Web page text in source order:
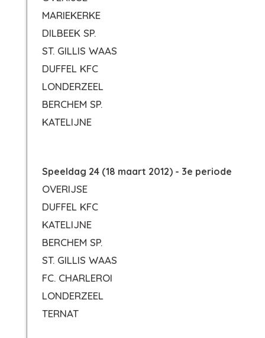
MARIEKERKE
DILBEEK SP.
ST. GILLIS WAAS
DUFFEL KFC
LONDERZEEL
BERCHEM SP.
KATELIJNE
Speeldag 24 (18 maart 2012) - 3e periode
OVERIJSE
DUFFEL KFC
KATELIJNE
BERCHEM SP.
ST. GILLIS WAAS
FC. CHARLEROI
LONDERZEEL
TERNAT